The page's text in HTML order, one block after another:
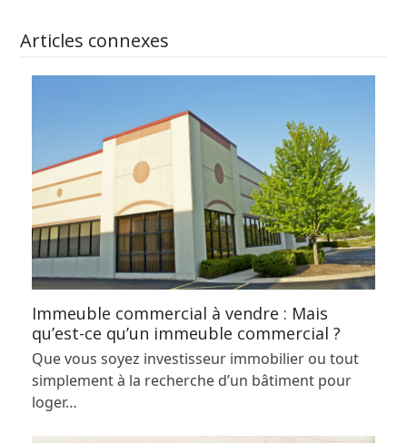
Articles connexes
Immeuble commercial à vendre : Mais
qu’est-ce qu’un immeuble commercial ?
Que vous soyez investisseur immobilier ou tout
simplement à la recherche d’un bâtiment pour
loger…